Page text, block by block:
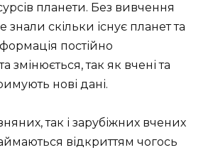
планети. Без вивчення
знали скільки існує планет та
постійно
змінюється, так як вчені та
нові дані.
так і зарубіжних вчених
відкриттям чогось